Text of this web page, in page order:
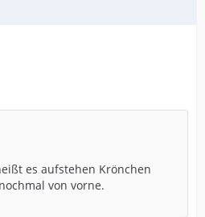
es aufstehen Krönchen
von vorne.